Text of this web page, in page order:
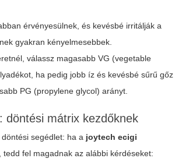
érvényesülnek, és kevésbé irritálják a
gyakran kényelmesebbek.
válassz magasabb VG (vegetable
ha pedig jobb íz és kevésbé sűrű gőz
PG (propylene glycol) arányt.
döntési mátrix kezdőknek
segédlet: ha a joytech ecigi
tedd fel magadnak az alábbi kérdéseket: